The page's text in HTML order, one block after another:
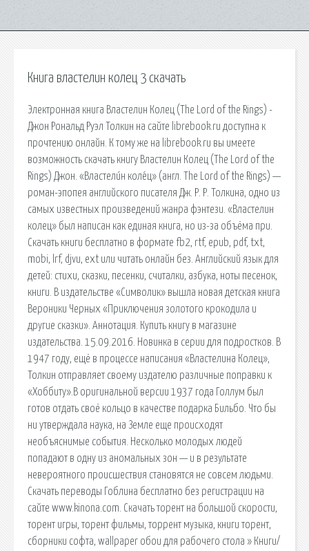
Книга властелин колец 3 скачать
Электронная книга Властелин Колец (The Lord of the Rings) -
Джон Рональд Руэл Толкин на сайте librebook.ru доступна к
прочтению онлайн. К тому же на librebook.ru вы имеете
возможность скачать книгу Властелин Колец (The Lord of the
Rings) Джон. «Властели́н коле́ц» (англ. The Lord of the Rings) —
роман-эпопея английского писателя Дж. Р. Р. Толкина, одно из
самых известных произведений жанра фэнтези. «Властелин
колец» был написан как единая книга, но из-за объёма при.
Скачать книги бесплатно в формате fb2, rtf, epub, pdf, txt,
mobi, lrf, djvu, ext или читать онлайн без. Английский язык для
детей: стихи, сказки, песенки, считалки, азбука, ноты песенок,
книги. В издательстве «Символик» вышла новая детская книга
Вероники Черных «Приключения золотого крокодила и
другие сказки». Аннотация. Купить книгу в магазине
издательства. 15.09.2016. Новинка в серии для подростков. В
1947 году, ещё в процессе написания «Властелина Колец»,
Толкин отправляет своему издателю различные поправки к
«Хоббиту».В оригинальной версии 1937 года Голлум был
готов отдать своё кольцо в качестве подарка Бильбо. Что бы
ни утверждала наука, на Земле еще происходят
необъяснимые события. Несколько молодых людей
попадают в одну из аномальных зон — и в результате
невероятного происшествия становятся не совсем людьми.
Скачать переводы Гоблина бесплатно без регистрации на
сайте www.kinona.com. Скачать торент на большой скорости,
торент игры, торент фильмы, торрент музыка, книги торент,
сборники софта, wallpaper обои для рабочего стола » Книги/